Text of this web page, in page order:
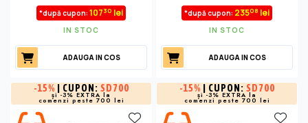
*după cupon: 10730 lei
IN STOC
ADAUGA IN COS
*după cupon: 23508 lei
IN STOC
ADAUGA IN COS
-15% | CUPON: SD700
și -3% EXTRA la
comenzi peste 700 lei
-15% | CUPON: SD700
și -3% EXTRA la
comenzi peste 700 lei